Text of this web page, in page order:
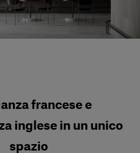
francese e
inglese in un unico
spazio